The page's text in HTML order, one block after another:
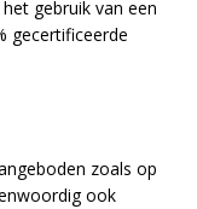
gebruik van een
gecertificeerde
zoals op
ook